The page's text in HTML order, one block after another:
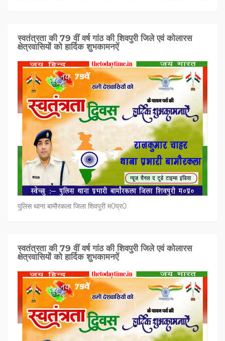
स्वतंत्रता की 79 वीं वर्ष गांठ की शिवपुरी जिले एवं कोलारस
क्षेत्रवासियों को हार्दिक शुभकामनऐं
पुलिस थाना बामौरकला जिला शिवपुरी म0प्र0
स्वतंत्रता की 79 वीं वर्ष गांठ की शिवपुरी जिले एवं कोलारस
क्षेत्रवासियों को हार्दिक शुभकामनऐं